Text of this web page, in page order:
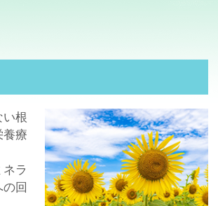
い根
養療
ラ
回